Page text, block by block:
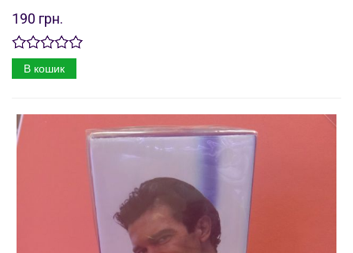
190 грн.
В кошик